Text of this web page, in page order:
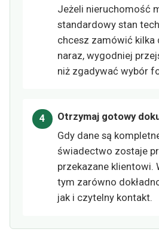
Jeżeli nieruchomość
standardowy stan
chcesz zamówić kilka
naraz, wygodniej
niż zgadywać wybór
Otrzymaj gotowy
Gdy dane są
świadectwo zostaje
przekazane klientowi.
tym zarówno
jak i czytelny kontakt.